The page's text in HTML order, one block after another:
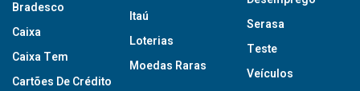
Bradesco
Caixa
Caixa Tem
Cartões De Crédito
Itaú
Loterias
Moedas Raras
Serasa
Teste
Veículos